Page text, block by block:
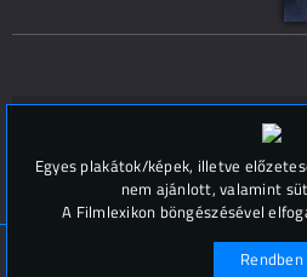
© Filmlexikon 2019-2026
Egyes plakátok/képek, illetve
nem ajánlott, valamint
A Filmlexikon böngészésével
Rendben